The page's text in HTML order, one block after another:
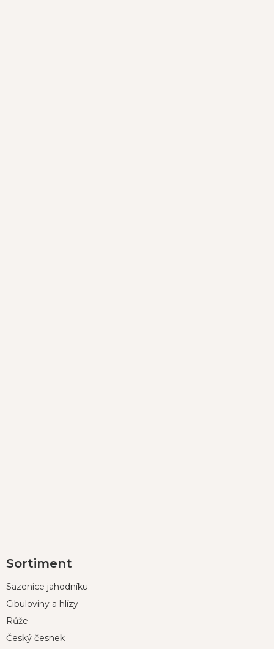
á
a
Sortiment
Sazenice jahodníku
Cibuloviny a hlízy
Růže
Český česnek